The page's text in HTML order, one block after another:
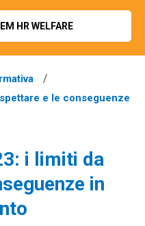
HR WELFARE
e le conseguenze
i limiti da
in